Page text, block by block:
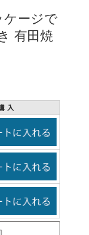
ケージで
有田焼
入